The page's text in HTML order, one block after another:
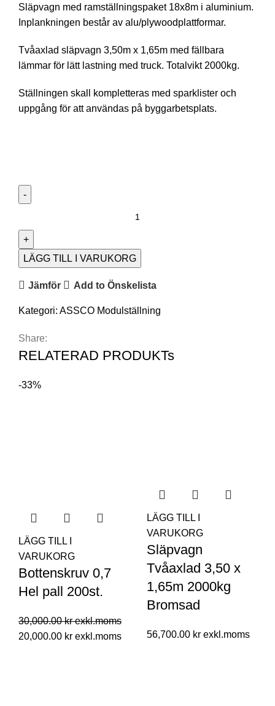
Släpvagn med ramställningspaket 18x8m i aluminium.
Inplankningen består av alu/plywoodplattformar.
Tvåaxlad släpvagn 3,50m x 1,65m med fällbara
lämmar för lätt lastning med truck. Totalvikt 2000kg.
Ställningen skall kompletteras med sparklister och
uppgång för att användas på byggarbetsplats.
LÄGG TILL I VARUKORG
Jämför Add to Önskelista
Kategori: ASSCO Modulställning
Share:
RELATERAD PRODUKTs
-33%
LÄGG TILL I
VARUKORG
Bottenskruv 0,7
Hel pall 200st.
30,000.00kr
20,000.00 kr
LÄGG TILL I
VARUKORG
Släpvagn
Tvåaxlad 3,50 x
1,65m 2000kg
Bromsad
56,700.00 kr